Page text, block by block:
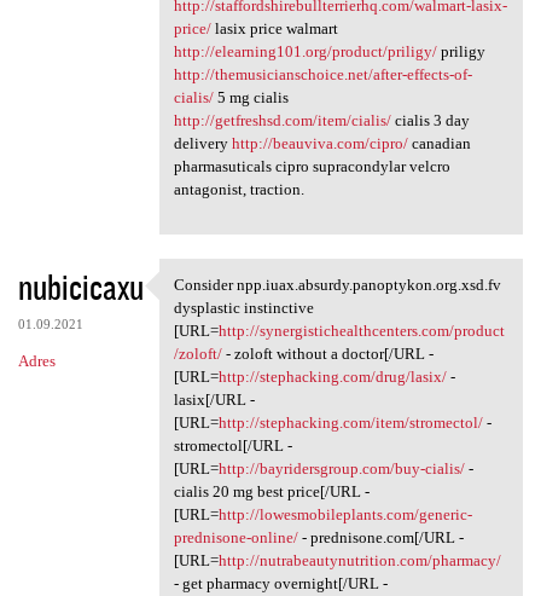
http://staffordshirebullterrierhq.com/walmart-lasix-
price/lasix price walmart
http://elearning101.org/product/priligy/priligy
http://themusicianschoice.net/after-effects-of-
cialis/5 mg cialis
http://getfreshsd.com/item/cialis/cialis 3 day
delivery http://beauviva.com/cipro/canadian
pharmasuticals cipro supracondylar velcro
antagonist, traction.
nubicicaxu
01.09.2021
Adres
Consider npp.iuax.absurdy
Consider npp.iuax.absurdy.panoptykon.org.xsd.fv
dysplastic instinctive
[URL=http://synergistichealthcenters.com/product
/zoloft/- zoloft without a doctor[/URL -
[URL=http://stephacking.com/drug/lasix/-
lasix[/URL -
[URL=http://stephacking.com/item/stromectol/-
stromectol[/URL -
[URL=http://bayridersgroup.com/buy-cialis/-
cialis 20 mg best price[/URL -
[URL=http://lowesmobileplants.com/generic-
prednisone-online/- prednisone.com[/URL -
[URL=http://nutrabeautynutrition.com/pharmacy/
- get pharmacy overnight[/URL -